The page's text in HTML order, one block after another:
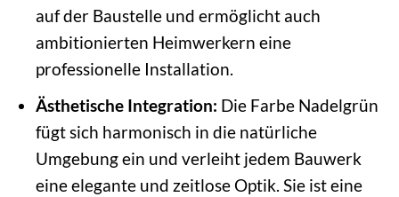
auf der Baustelle und ermöglicht auch
ambitionierten Heimwerkern eine
professionelle Installation.
Ästhetische Integration: Die Farbe Nadelgrün
fügt sich harmonisch in die natürliche
Umgebung ein und verleiht jedem Bauwerk
eine elegante und zeitlose Optik. Sie ist eine